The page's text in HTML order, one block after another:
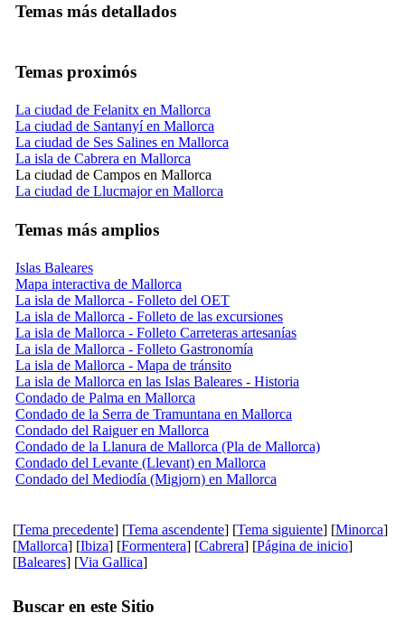
Temas más detallados
Temas proximós
La ciudad de Felanitx en Mallorca
La ciudad de Santanyí en Mallorca
La ciudad de Ses Salines en Mallorca
La isla de Cabrera en Mallorca
La ciudad de Campos en Mallorca
La ciudad de Llucmajor en Mallorca
Temas más amplios
Islas Baleares
Mapa interactiva de Mallorca
La isla de Mallorca - Folleto del OET
La isla de Mallorca - Folleto de las excursiones
La isla de Mallorca - Folleto Carreteras artesanías
La isla de Mallorca - Folleto Gastronomía
La isla de Mallorca - Mapa de tránsito
La isla de Mallorca en las Islas Baleares - Historia
Condado de Palma en Mallorca
Condado de la Serra de Tramuntana en Mallorca
Condado del Raiguer en Mallorca
Condado de la Llanura de Mallorca (Pla de Mallorca)
Condado del Levante (Llevant) en Mallorca
Condado del Mediodía (Migjorn) en Mallorca
[Tema precedente] [Tema ascendente] [Tema siguiente] [Minorca]
[Mallorca] [Ibiza] [Formentera] [Cabrera] [Página de inicio]
[Baleares] [Via Gallica]
Buscar en este Sitio